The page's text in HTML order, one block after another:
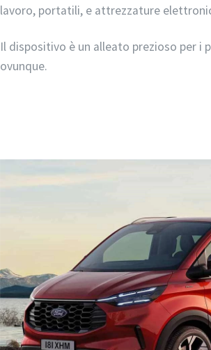
lavoro, portatili, e attrezzature
Il dispositivo è un alleato prezioso per i
ovunque.